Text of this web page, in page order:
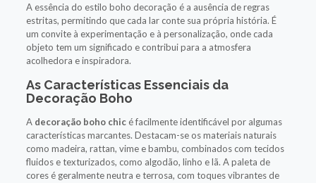
A essência do estilo boho decoração é a ausência de regras
estritas, permitindo que cada lar conte sua própria história. É
um convite à experimentação e à personalização, onde cada
objeto tem um significado e contribui para a atmosfera
acolhedora e inspiradora.
As Características Essenciais da
Decoração Boho
A decoração boho chicé facilmente identificável por algumas
características marcantes. Destacam-se os materiais naturais
como madeira, rattan, vime e bambu, combinados com tecidos
fluidos e texturizados, como algodão, linho e lã. A paleta de
cores é geralmente neutra e terrosa, com toques vibrantes de